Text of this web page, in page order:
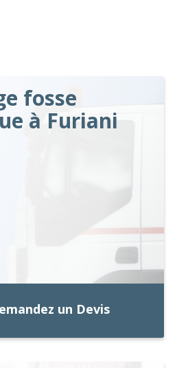
fosse
à Furiani
un Devis